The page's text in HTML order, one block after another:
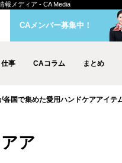
報メディア - CA Media
仕事 CAコラム まとめ
CAメンバー募集中！
各国で集めた愛用ハンドケアアイテ
ア